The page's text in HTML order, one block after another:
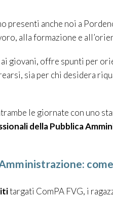
presenti anche noi a
alla formazione e
giovani, offre spunti per
sia per chi desidera
le giornate con uno
della Pubblica
targati ComPA FVG, i